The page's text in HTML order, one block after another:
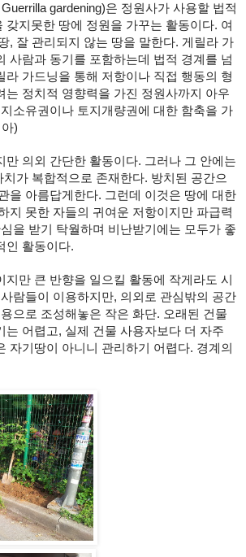
Guerrilla gardening)은 정원사가 사용할 법적
갖지못한 땅에 정원을 가꾸는 활동이다. 여
, 잘 관리되지 않는 땅을 말한다. 게릴라 가
사람과 동기를 포함하는데 법적 경계를 넘
라 가드닝을 통해 저항이나 직접 행동의 형
는 정치적 영향력을 가진 정원사까지 아우
소유권이나 토지개량권에 대한 함축을 가
)
만 의외 간단한 활동이다. 그러나 그 안에는
가 복합적으로 존재한다. 방치된 공간으
을 아름답게한다. 그런데 이것은 땅에 대한
지 못한 자들의 귀여운 저항이지만 파급력
을 받기 탁월하며 비난받기에는 모두가 좋
인 활동이다.
지만 큰 반향을 일으킬 활동에 작게라도 시
람들이 이용하지만, 의외로 관심밖의 공간
으로 조성해놓은 작은 화단. 오래된 건물
는 어렵고, 실제 건물 사용자보다 더 자주
자기땅이 아니니 관리하기 어렵다. 경계의